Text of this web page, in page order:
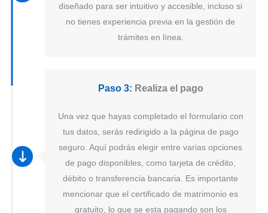
diseñado para ser intuitivo y accesible, incluso si
no tienes experiencia previa en la gestión de
trámites en línea.
Paso 3: Realiza el pago
Una vez que hayas completado el formulario con
tus datos, serás redirigido a la página de pago
seguro. Aquí podrás elegir entre varias opciones
de pago disponibles, como tarjeta de crédito,
débito o transferencia bancaria. Es importante
mencionar que el certificado de matrimonio es
gratuito, lo que se esta pagando son los